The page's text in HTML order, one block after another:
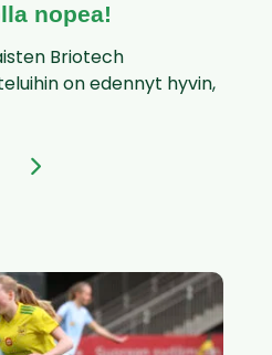
nopea!
Briotech
on edennyt hyvin,